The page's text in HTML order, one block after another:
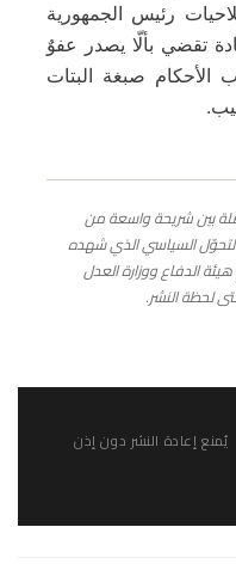
رئيس الجمهورية
تقضي بألّا يصدر عفوٌ
الأحكام صبغة البتات
بين شريحة واسعة من
التحوّل السياسي الذي شهده
مع هيئة الدفاع ووزارة العدل
لحظة النشر.
إعادة النشر دون إذن